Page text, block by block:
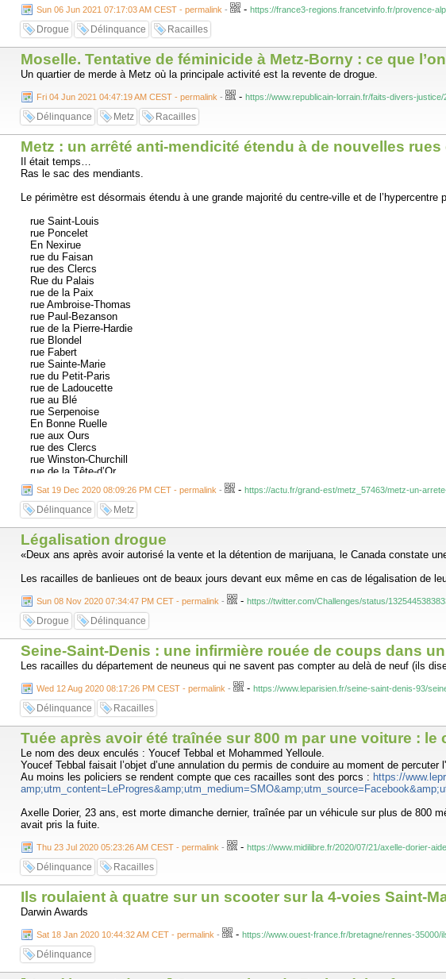
Sun 06 Jun 2021 07:17:03 AM CEST - permalink - - https://france3-regions.francetvinfo.fr/provence-
Drogue Délinquance Racailles
Moselle. Tentative de féminicide à Metz-Borny : ce que
Un quartier de merde à Metz où la principale activité est la revente de drogue.
Fri 04 Jun 2021 04:47:19 AM CEST - permalink - - https://www.republicain-lorrain.fr/faits-divers-
Délinquance Metz Racailles
Metz : un arrêté anti-mendicité étendu à de nouvelles
Il était temps…
Ras le sac des mendiants.
Le périmètre est désormais étendu à une grande majorité du centre-ville et de l’hypercentre
rue Saint-Louis
rue Poncelet
En Nexirue
rue du Faisan
rue des Clercs
Rue du Palais
rue de la Paix
rue Ambroise-Thomas
rue Paul-Bezanson
rue de la Pierre-Hardie
rue Blondel
rue Fabert
rue Sainte-Marie
rue du Petit-Paris
rue de Ladoucette
rue au Blé
rue Serpenoise
En Bonne Ruelle
rue aux Ours
rue des Clercs
rue Winston-Churchill
rue de la Tête-d’Or
rue du Change
rue Dupont-des-Loges
En Chaplerue
rue du Lancieu
rue du Grand-Cerf
rue de la Chèvre
rue des Parmentiers
rue de la Fontaine
rue Marguerite-Puhl-Demange
rue Sous-Saint-Arnould
rue de l’Abreuvoir
rue Royale
passage Coislin
rue des Roches
rue du Pont-des-Roches
rue Paul-Tornow
rue d’Estrées
En Fournirue
rue de la Petite-Boucherie
rue Saint-Charles
rue du Cambout
rue Saint-Henry
rue du Coëtlosquet
avenue Robert-Schuman
rue Haute-Pierre
rue du Juge-Pierre-Michel
rue de la Monnaie
rue du Moyen-Pont
impasse Chaplerue
impasse Saint-Jean
place de Chambre
place Saint-Jacques
place Saint-Louis
place Jean-Paul-II
place du Quarteau
place Saint-Simplice
place Armand-Knecht (Carrefour City de la rue des Clercs)
Sat 19 Dec 2020 08:09:26 PM CET - permalink - - https://actu.fr/grand-est/metz_57463/metz-un-
Délinquance Metz
Légalisation drogue
«Deux ans après avoir autorisé la vente et la détention de marijuana, le Canada constate
Les racailles de banlieues ont de beaux jours devant eux même en cas de légalisation de
Sun 08 Nov 2020 07:34:47 PM CET - permalink - - https://twitter.com/Challenges/status/
Drogue Délinquance
Seine-Saint-Denis : une infirmière rouée de coups dans
Les racailles du département de neuneus qui ne savent pas compter au delà de neuf (ils
Wed 12 Aug 2020 08:17:26 PM CEST - permalink - - https://www.leparisien.fr/seine-saint-denis-93/
Délinquance Racailles
Tuée après avoir été traînée sur 800 m par une voiture :
Le nom des deux enculés : Youcef Tebbal et Mohammed Yelloule.
Youcef Tebbal faisait l’objet d’une annulation du permis de conduire au moment de percuter
Au moins les policiers se rendent compte que ces racailles sont des porcs : https://
Axelle Dorier, 23 ans, est morte dimanche dernier, traînée par un véhicule sur plus de 800
avait pris la fuite.
Thu 23 Jul 2020 05:23:26 AM CEST - permalink - - https://www.midilibre.fr/2020/07/21/axelle-dorier-
Délinquance Racailles
Ils roulaient à quatre sur un scooter sur la 4-voies Saint-
Darwin Awards
Sat 18 Jan 2020 10:44:32 AM CET - permalink - - https://www.ouest-france.fr/bretagne/rennes-
Délinquance